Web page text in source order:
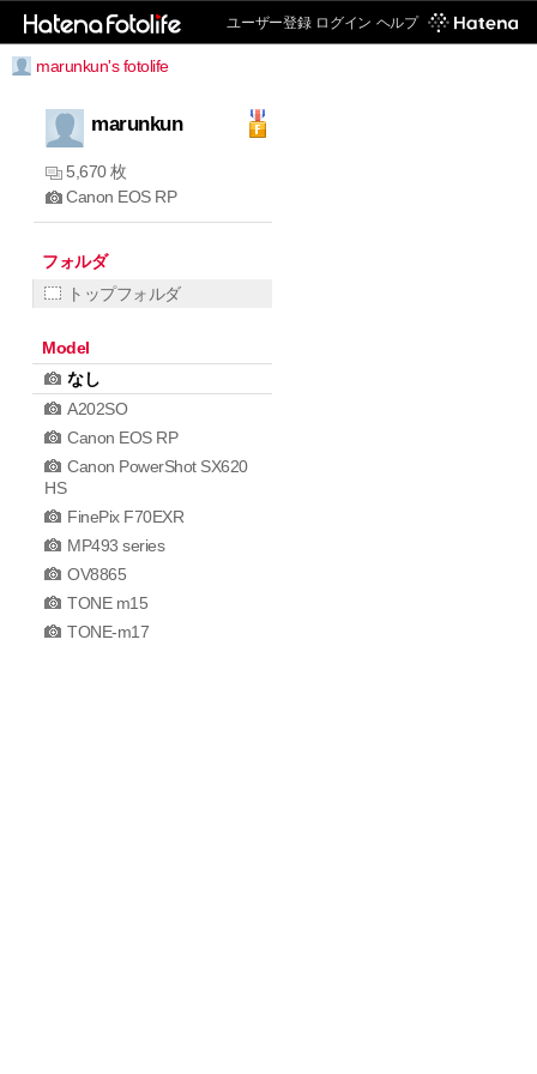
ユーザー登録 ログイン ヘルプ
marunkun's fotolife
marunkun
5,670 枚
Canon EOS RP
フォルダ
トップフォルダ
Model
なし
A202SO
Canon EOS RP
Canon PowerShot SX620
HS
FinePix F70EXR
MP493 series
OV8865
TONE m15
TONE-m17